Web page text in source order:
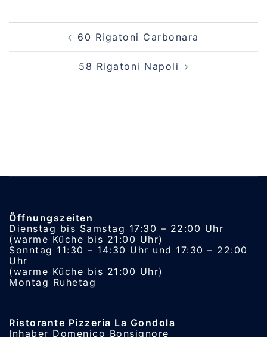
Beitragsnavigation
60 Rigatoni Carbonara
58 Rigatoni Napoli
Öffnungszeiten
Dienstag bis Samstag 17:30 – 22:00 Uhr
(warme Küche bis 21:00 Uhr)
Sonntag 11:30 – 14:30 Uhr und 17:30 – 22:00
Uhr
(warme Küche bis 21:00 Uhr)
Montag Ruhetag
Ristorante Pizzeria La Gondola
Inhaber Domenico Bonsignore